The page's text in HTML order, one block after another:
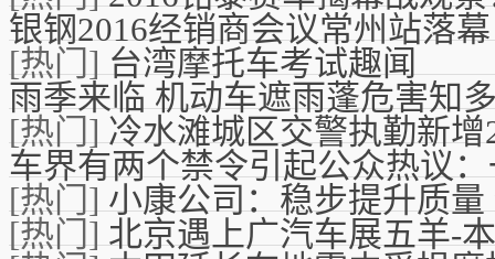
银钢2016经销商会议常州站落幕
[热门]台湾摩托车考试趣闻
雨季来临 机动车遮雨蓬危害知
[热门]冷水滩城区交警执勤新
车界有两个禁令引起公众热议
[热门]小康公司：稳步提升质
[热门]北京遇上广汽车展五羊-